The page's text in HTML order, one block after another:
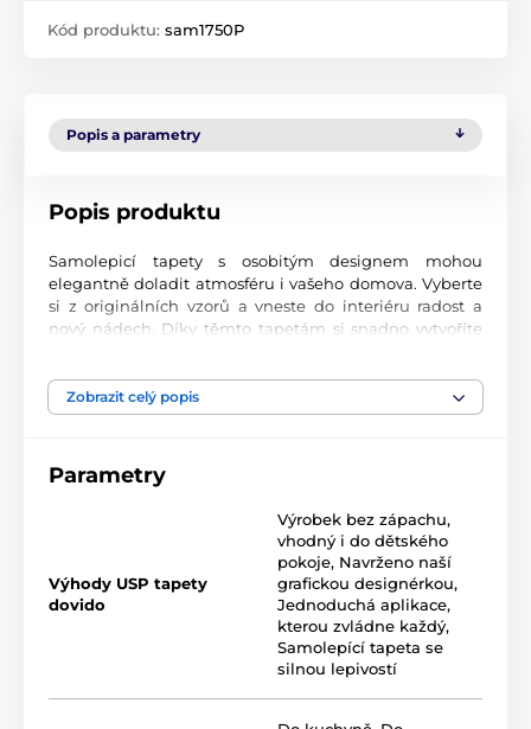
Kód produktu: sam1750P
Popis a parametry
Popis produktu
Samolepicí tapety s osobitým designem mohou
elegantně doladit atmosféru i vašeho domova. Vyberte
si z originálních vzorů a vneste do interiéru radost a
nový nádech. Díky těmto tapetám si snadno vytvoříte
Precizní tisková kvalita
technologie nanáší potisk na fólii o tloušťce 90 µm.
akrylovým lepidlem s vysokou přilnavostí, které zajišťuje
dokonalé uchycení. Díky technologii tisku jsou velmi
Rozměr tapety v roli (šířka x výška v cm):
Zobrazit celý popis
Parametry
Výhody USP tapety
dovido
Výrobek bez zápachu,
vhodný i do dětského
pokoje, Navrženo naší
grafickou designérkou,
Jednoduchá aplikace,
kterou zvládne každý,
Samolepící tapeta se
silnou lepivostí